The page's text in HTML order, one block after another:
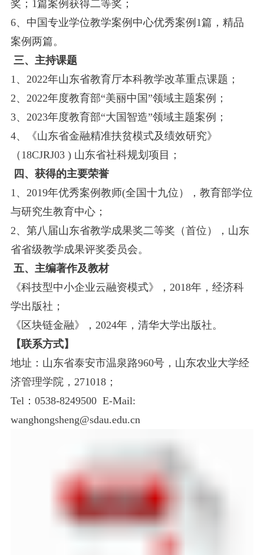
奖；1篇案例获得二等奖 ；
6、 中国专业学位教学案例中心优秀案例 1篇，精品
案例两篇。
三、主持课题
1、 2022年山东省教育厅本科教学改革重点课题；
2、2022年度教育部“美丽中国”领域主题案例；
3、2023年度教育部“大国智造”领域主题案例；
4、
《山东省金融精准扶贫模式及绩效研究》
（ 18CJRJ03 ) 山东省社科规划项目
；
四、获得的主要荣誉
1、2019年优秀案例教师(全国十九位），教育部学位
与研究生教育中心；
2、第八届山东省教学成果奖二等奖（首位），山东
省省级教学成果评奖委员会。
五、主编著作及教材
《科技型中小企业云融资模式》， 2018年，经济科
学出版社 ；
《 区块链金融》， 2024年，清华大学出版社。
【联系方式】
地址：山东省泰安市温泉路960号，山东农业大学经
济管理学院， 271018；
Tel： 0538-8249500 E-Mail:
wanghongsheng@sdau.edu.cn